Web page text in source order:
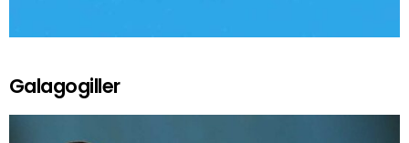
Galagogiller